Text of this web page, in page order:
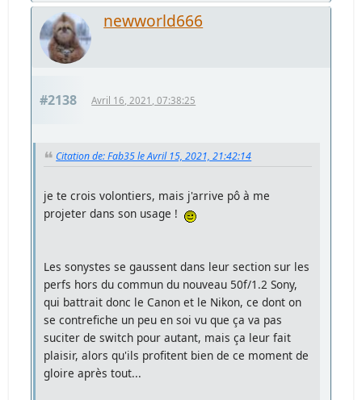
newworld666
#2138 Avril 16, 2021, 07:38:25
Citation de: Fab35 le Avril 15, 2021, 21:42:14
je te crois volontiers, mais j'arrive pô à me
projeter dans son usage !
Les sonystes se gaussent dans leur section sur les
perfs hors du commun du nouveau 50f/1.2 Sony,
qui battrait donc le Canon et le Nikon, ce dont on
se contrefiche un peu en soi vu que ça va pas
suciter de switch pour autant, mais ça leur fait
plaisir, alors qu'ils profitent bien de ce moment de
gloire après tout...